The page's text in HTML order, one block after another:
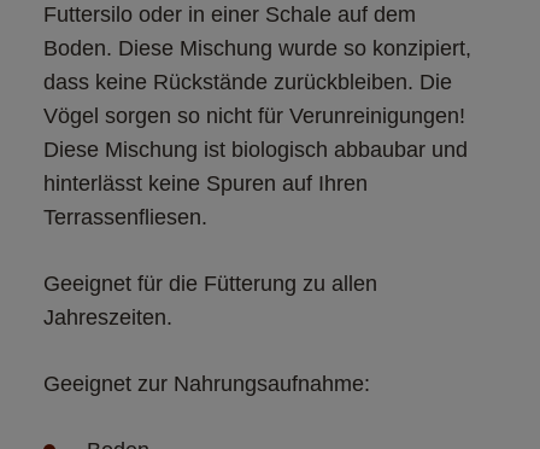
Futtersilo oder in einer Schale auf dem
Boden. Diese Mischung wurde so konzipiert,
dass keine Rückstände zurückbleiben. Die
Vögel sorgen so nicht für Verunreinigungen!
Diese Mischung ist biologisch abbaubar und
hinterlässt keine Spuren auf Ihren
Terrassenfliesen.
Geeignet für die Fütterung zu allen
Jahreszeiten.
Geeignet zur Nahrungsaufnahme: